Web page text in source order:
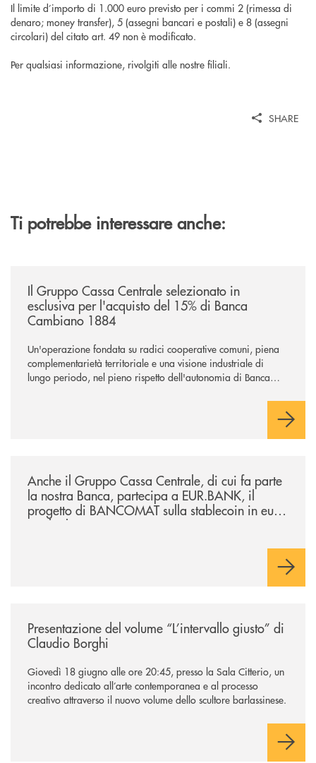
Il limite d’importo di 1.000 euro previsto per i commi 2 (rimessa di
denaro; money transfer), 5 (assegni bancari e postali) e 8 (assegni
circolari) del citato art. 49 non è modificato.
Per qualsiasi informazione, rivolgiti alle nostre filiali.
SHARE
Ti potrebbe interessare anche:
Il Gruppo Cassa Centrale selezionato in
esclusiva per l'acquisto del 15% di Banca
Cambiano 1884
Un'operazione fondata su radici cooperative comuni, piena
complementarietà territoriale e una visione industriale di
lungo periodo, nel pieno rispetto dell'autonomia di Banca
negoziazione esclusiva per la finalizzazione dell’operazione.
Anche il Gruppo Cassa Centrale, di cui fa parte
la nostra Banca, partecipa a EUR.BANK, il
progetto di BANCOMAT sulla stablecoin in euro
e sul relativo ecosistema
Presentazione del volume “L’intervallo giusto” di
Claudio Borghi
Giovedì 18 giugno alle ore 20:45, presso la Sala Citterio, un
incontro dedicato all’arte contemporanea e al processo
creativo attraverso il nuovo volume dello scultore barlassinese.